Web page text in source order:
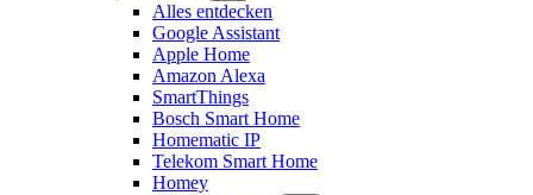
Alles entdecken
Google Assistant
Apple Home
Amazon Alexa
SmartThings
Bosch Smart Home
Homematic IP
Telekom Smart Home
Homey